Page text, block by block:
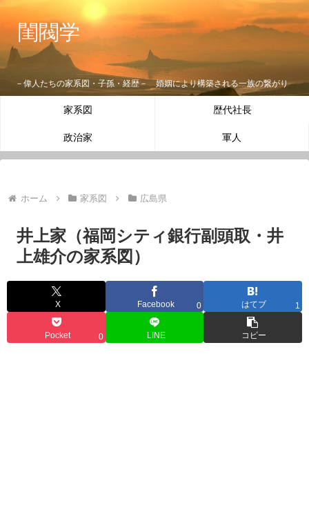
閨閥学
－偉人たちの家系図・子孫・経歴－ 婚姻により構築される一族の繋がり
家系図 歴代社長
政治家 軍人
ホーム 家系図 広島県
井上家（福岡シティ銀行副頭取・井
上雄介の家系図）
X Facebook 0 はてブ 1
Pocket 0 LINE コピー